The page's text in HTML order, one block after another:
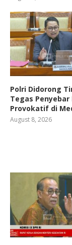
Polri Didorong
Tegas Penyebar
Provokatif di
August 8, 2026